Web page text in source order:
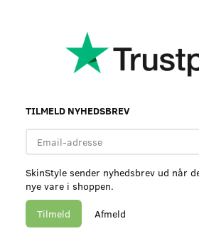
TILMELD NYHEDSBREV
Email-
adresse
SkinStyle sender nyhedsbrev ud når
nye vare i shoppen.
Tilmeld Afmeld